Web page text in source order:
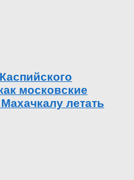
московские
летать